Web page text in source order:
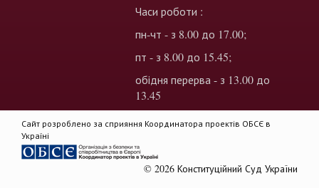
Часи роботи :
пн-чт - з 8.00 до 17.00;
пт - з 8.00 до 15.45;
обідня перерва - з 13.00 до
13.45
Сайт розроблено за сприяння Координатора проектів ОБСЄ в
Україні
© 2026 Конституційний Суд України